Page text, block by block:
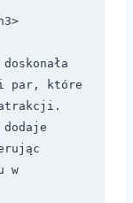
par, które
atrakcji.
w